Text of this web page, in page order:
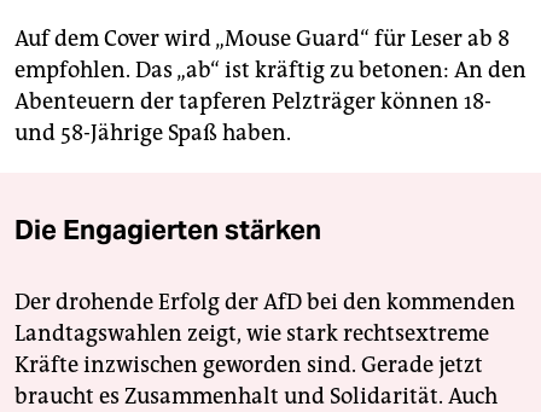
Auf dem Cover wird „Mouse Guard“ für Leser ab 8
empfohlen. Das „ab“ ist kräftig zu betonen: An den
Abenteuern der tapferen Pelzträger können 18-
und 58-Jährige Spaß haben.
Die Engagierten stärken
Der drohende Erfolg der AfD bei den kommenden
Landtagswahlen zeigt, wie stark rechtsextreme
Kräfte inzwischen geworden sind. Gerade jetzt
braucht es Zusammenhalt und Solidarität. Auch